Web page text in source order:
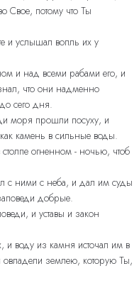
Свое, потому что Ты
и услышал вопль их у
и над всеми рабами его, и
что они надменно
сего дня.
моря прошли посуху, и
камень в сильные воды.
огненном - ночью, чтоб
с ними с неба, и дал им суды
добрые.
и уставы и закон
и воду из камня источал им в
землею, которую Ты,